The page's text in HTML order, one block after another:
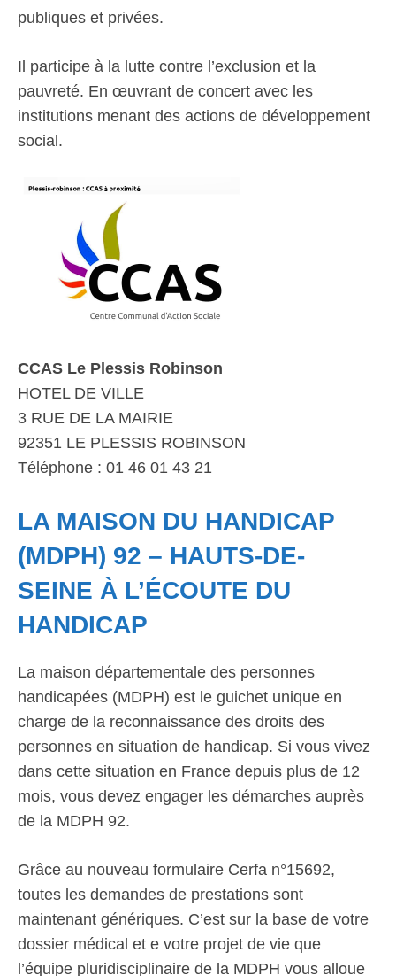
publiques et privées.
Il participe à la lutte contre l’exclusion et la
pauvreté. En œuvrant de concert avec les
institutions menant des actions de développement
social.
CCAS Le Plessis Robinson
HOTEL DE VILLE
3 RUE DE LA MAIRIE
92351 LE PLESSIS ROBINSON
Téléphone : 01 46 01 43 21
LA MAISON DU HANDICAP
(MDPH) 92 – HAUTS-DE-
SEINE À L’ÉCOUTE DU
HANDICAP
La maison départementale des personnes
handicapées (MDPH) est le guichet unique en
charge de la reconnaissance des droits des
personnes en situation de handicap. Si vous vivez
dans cette situation en France depuis plus de 12
mois, vous devez engager les démarches auprès
de la MDPH 92.
Grâce au nouveau formulaire Cerfa n°15692,
toutes les demandes de prestations sont
maintenant génériques. C’est sur la base de votre
dossier médical et e votre projet de vie que
l’équipe pluridisciplinaire de la MDPH vous alloue